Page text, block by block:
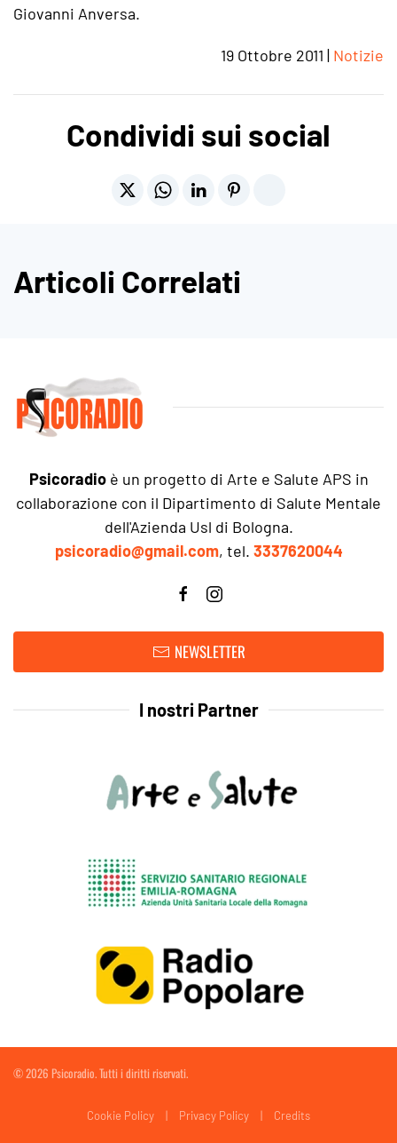
Giovanni Anversa.
19 Ottobre 2011 | Notizie
Condividi sui social
Articoli Correlati
Psicoradioè un progetto di Arte e Salute APS in
collaborazione con il Dipartimento di Salute Mentale
dell'Azienda Usl di Bologna.
psicoradio@gmail.com, tel. 3337620044
NEWSLETTER
I nostri Partner
©2026 Psicoradio. Tutti i diritti riservati.
Cookie Policy | Privacy Policy | Credits